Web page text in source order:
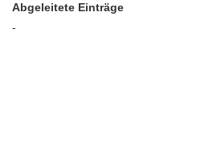
Abgeleitete Einträge
-